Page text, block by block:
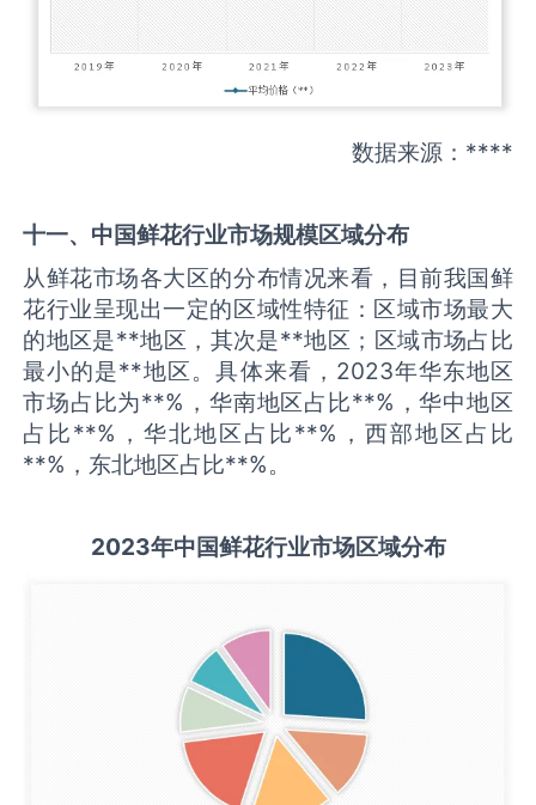
数据来源：****
十一、中国鲜花行业市场规模区域分布
从鲜花市场各大区的分布情况来看，目前我国鲜
花行业呈现出一定的区域性特征：区域市场最大
的地区是**地区，其次是**地区；区域市场占比
最小的是**地区。具体来看，2023年华东地区
市场占比为**%，华南地区占比**%，华中地区
占比**%，华北地区占比**%，西部地区占比
**%，东北地区占比**%。
2023年中国鲜花行业市场区域分布